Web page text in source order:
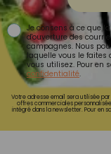
Je consens à ce que
d'ouverture des
campagnes. Nous
laquelle vous le
vous utilisez. Pour en
confidentialité.
Votre adresse email sera utilisée
offres commerciales
intégré dans la newsletter. Pour en